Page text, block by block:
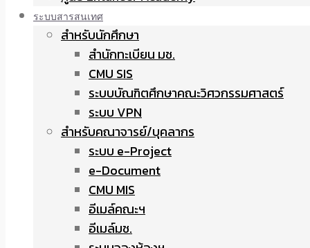
ระบบสารสนเทศ
สำหรับนักศึกษา
สำนักทะเบียน มช.
CMU SIS
ระบบบัณฑิตศึกษาคณะวิศวกรรมศาสตร์
ระบบ VPN
สำหรับคณาจารย์/บุคลากร
ระบบ e-Project
e-Document
CMU MIS
อีเมล์คณะฯ
อีเมล์มช.